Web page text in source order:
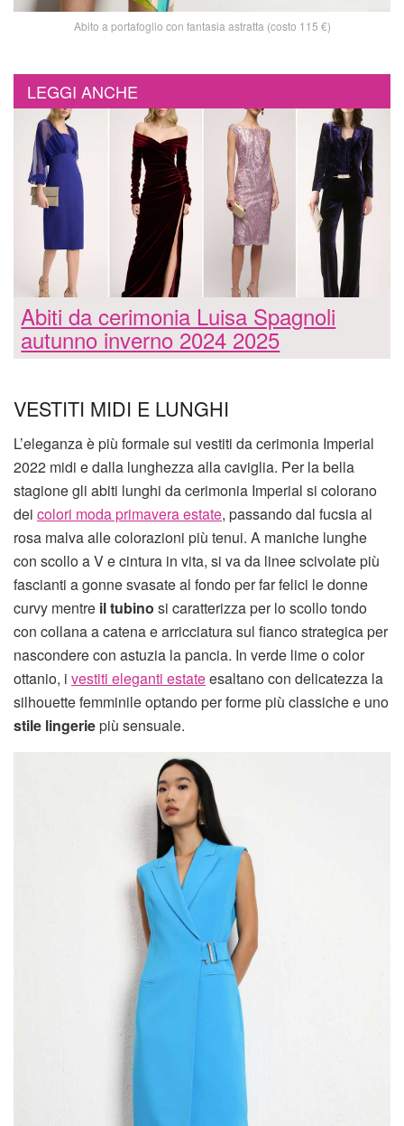
Abito a portafoglio con fantasia astratta (costo 115 €)
LEGGI ANCHE
Abiti da cerimonia Luisa Spagnoli
autunno inverno 2024 2025
VESTITI MIDI E LUNGHI
L’eleganza è più formale sui vestiti da cerimonia Imperial
2022 midi e dalla lunghezza alla caviglia. Per la bella
stagione gli abiti lunghi da cerimonia Imperial si colorano
dei colori moda primavera estate, passando dal fucsia al
rosa malva alle colorazioni più tenui. A maniche lunghe
con scollo a V e cintura in vita, si va da linee scivolate più
fascianti a gonne svasate al fondo per far felici le donne
curvy mentre il tubino si caratterizza per lo scollo tondo
con collana a catena e arricciatura sul fianco strategica per
nascondere con astuzia la pancia. In verde lime o color
ottanio, i vestiti eleganti estateesaltano con delicatezza la
silhouette femminile optando per forme più classiche e uno
stile lingeriepiù sensuale.